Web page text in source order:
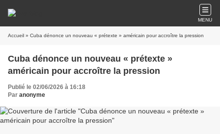
MENU
Accueil » Cuba dénonce un nouveau « prétexte » américain pour accroître la pression
Cuba dénonce un nouveau « prétexte »
américain pour accroître la pression
Publié le 02/06/2026 à 16:18
Par anonyme